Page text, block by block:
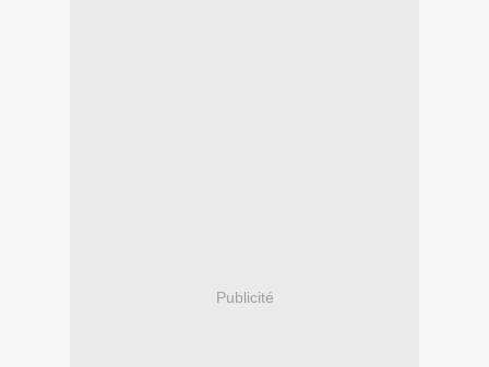
Publicité